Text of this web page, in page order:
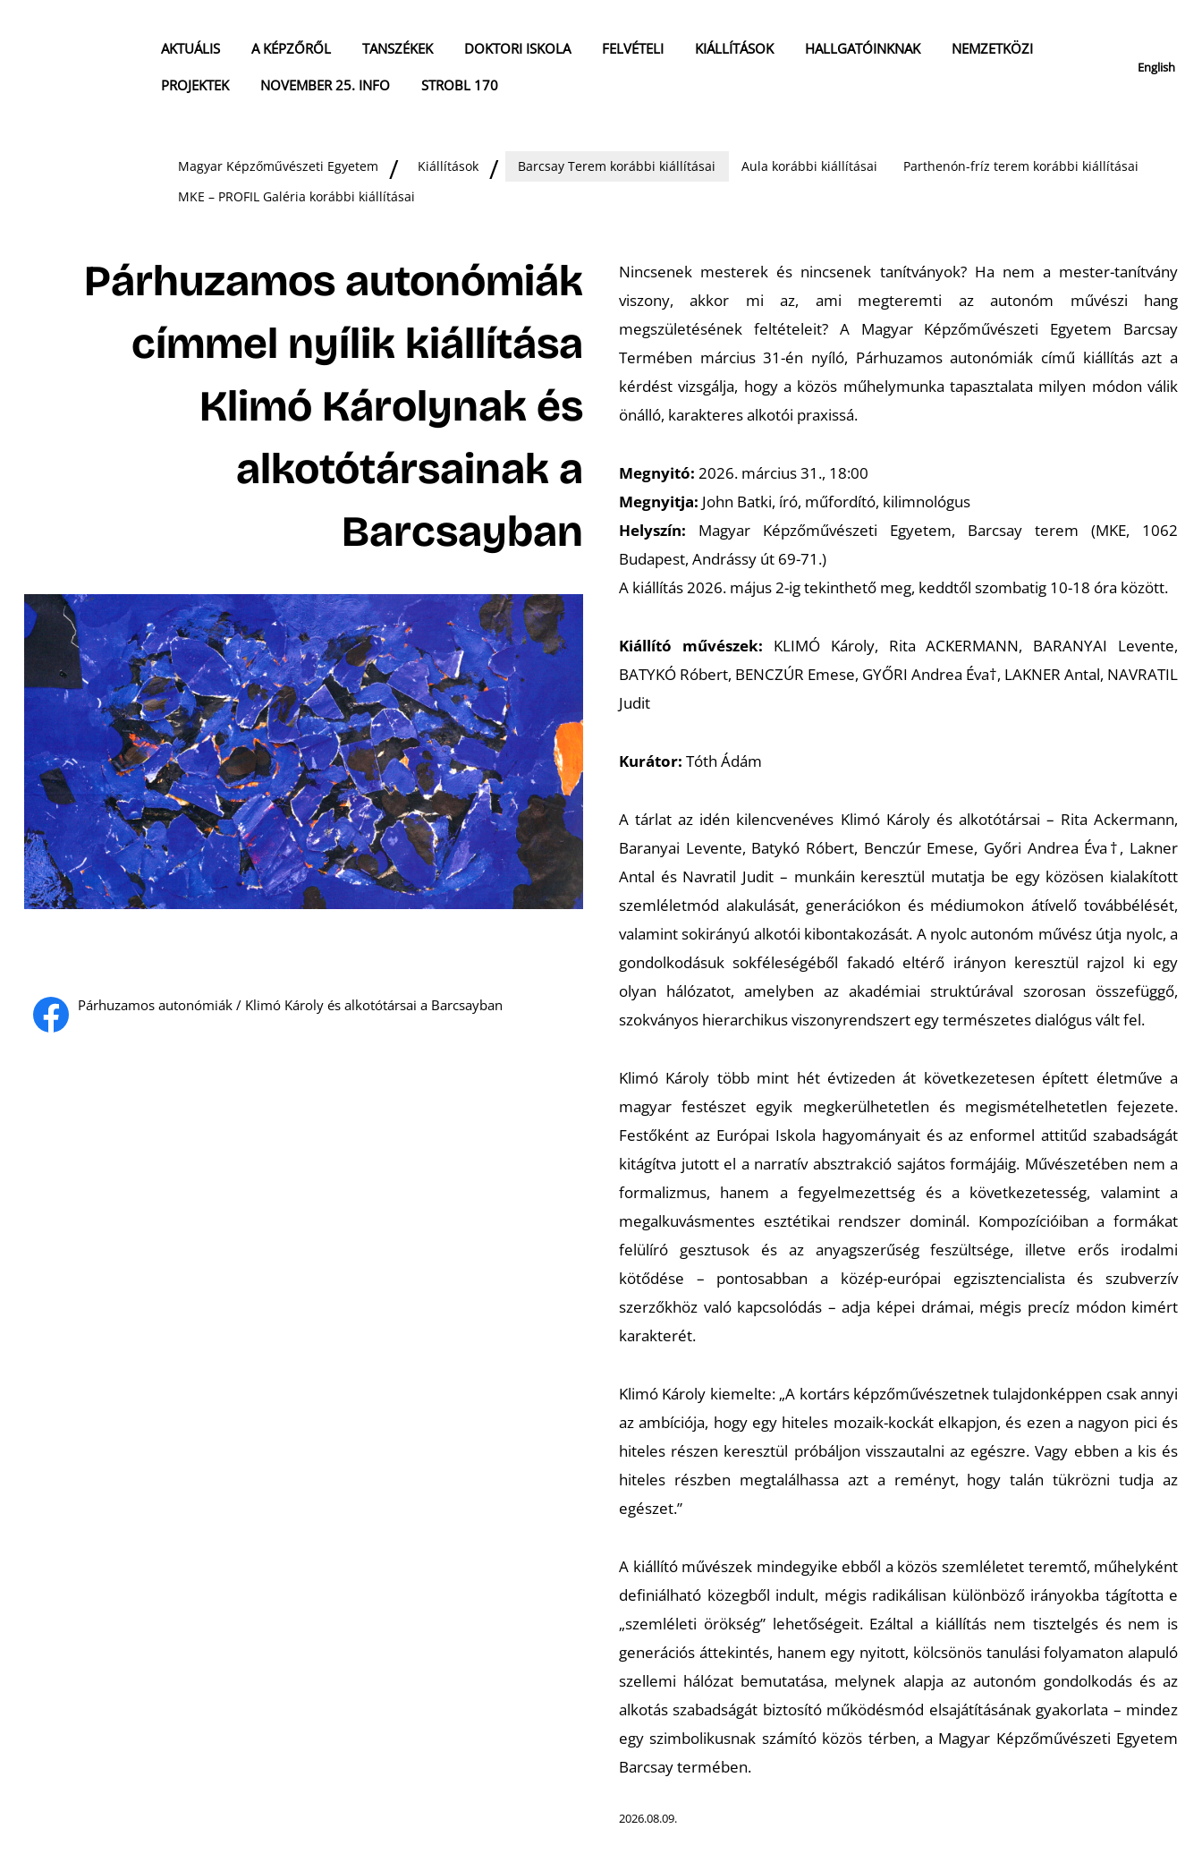
AKTUÁLIS A KÉPZŐRŐL TANSZÉKEK DOKTORI ISKOLA FELVÉTELI KIÁLLÍTÁSOK HALLGATÓINKNAK
NEMZETKÖZI
PROJEKTEK
NOVEMBER 25. INFO STROBL 170
English
Magyar Képzőművészeti Egyetem Kiállítások Barcsay Terem korábbi kiállításai Aula korábbi kiállításai
Parthenón-fríz terem korábbi kiállításai
MKE – PROFIL Galéria korábbi kiállításai
Párhuzamos autonómiák
címmel nyílik kiállítása
Klimó Károlynak és
alkotótársainak a
Barcsayban
Párhuzamos autonómiák / Klimó Károly és alkotótársai a Barcsayban
Nincsenek mesterek és nincsenek tanítványok? Ha nem a mester-tanítvány
viszony, akkor mi az, ami megteremti az autonóm művészi hang
megszületésének feltételeit? A Magyar Képzőművészeti Egyetem Barcsay
Termében március 31-én nyíló, Párhuzamos autonómiák című kiállítás azt a
kérdést vizsgálja, hogy a közös műhelymunka tapasztalata milyen módon válik
önálló, karakteres alkotói praxissá.
Megnyitó: 2026. március 31., 18:00
Megnyitja: John Batki, író, műfordító, kilimnológus
Helyszín: Magyar Képzőművészeti Egyetem, Barcsay terem (MKE, 1062
Budapest, Andrássy út 69-71.)
A kiállítás 2026. május 2-ig tekinthető meg, keddtől szombatig 10-18 óra között.
Kiállító művészek: KLIMÓ Károly, Rita ACKERMANN, BARANYAI Levente,
BATYKÓ Róbert, BENCZÚR Emese, GYŐRI Andrea Éva†, LAKNER Antal, NAVRATIL
Judit
Kurátor: Tóth Ádám
A tárlat az idén kilencvenéves Klimó Károly és alkotótársai – Rita Ackermann,
Baranyai Levente, Batykó Róbert, Benczúr Emese, Győri Andrea Éva†, Lakner
Antal és Navratil Judit – munkáin keresztül mutatja be egy közösen kialakított
szemléletmód alakulását, generációkon és médiumokon átívelő továbbélését,
valamint sokirányú alkotói kibontakozását. A nyolc autonóm művész útja nyolc, a
gondolkodásuk sokféleségéből fakadó eltérő irányon keresztül rajzol ki egy
olyan hálózatot, amelyben az akadémiai struktúrával szorosan összefüggő,
szokványos hierarchikus viszonyrendszert egy természetes dialógus vált fel.
Klimó Károly több mint hét évtizeden át következetesen épített életműve a
magyar festészet egyik megkerülhetetlen és megismételhetetlen fejezete.
Festőként az Európai Iskola hagyományait és az enformel attitűd szabadságát
kitágítva jutott el a narratív absztrakció sajátos formájáig. Művészetében nem a
formalizmus, hanem a fegyelmezettség és a következetesség, valamint a
megalkuvásmentes esztétikai rendszer dominál. Kompozícióiban a formákat
felülíró gesztusok és az anyagszerűség feszültsége, illetve erős irodalmi
kötődése – pontosabban a közép-európai egzisztencialista és szubverzív
szerzőkhöz való kapcsolódás – adja képei drámai, mégis precíz módon kimért
karakterét.
Klimó Károly kiemelte: „A kortárs képzőművészetnek tulajdonképpen csak annyi
az ambíciója, hogy egy hiteles mozaik-kockát elkapjon, és ezen a nagyon pici és
hiteles részen keresztül próbáljon visszautalni az egészre. Vagy ebben a kis és
hiteles részben megtalálhassa azt a reményt, hogy talán tükrözni tudja az
egészet.”
A kiállító művészek mindegyike ebből a közös szemléletet teremtő, műhelyként
definiálható közegből indult, mégis radikálisan különböző irányokba tágította e
„szemléleti örökség” lehetőségeit. Ezáltal a kiállítás nem tisztelgés és nem is
generációs áttekintés, hanem egy nyitott, kölcsönös tanulási folyamaton alapuló
szellemi hálózat bemutatása, melynek alapja az autonóm gondolkodás és az
alkotás szabadságát biztosító működésmód elsajátításának gyakorlata – mindez
egy szimbolikusnak számító közös térben, a Magyar Képzőművészeti Egyetem
Barcsay termében.
2026.08.09.